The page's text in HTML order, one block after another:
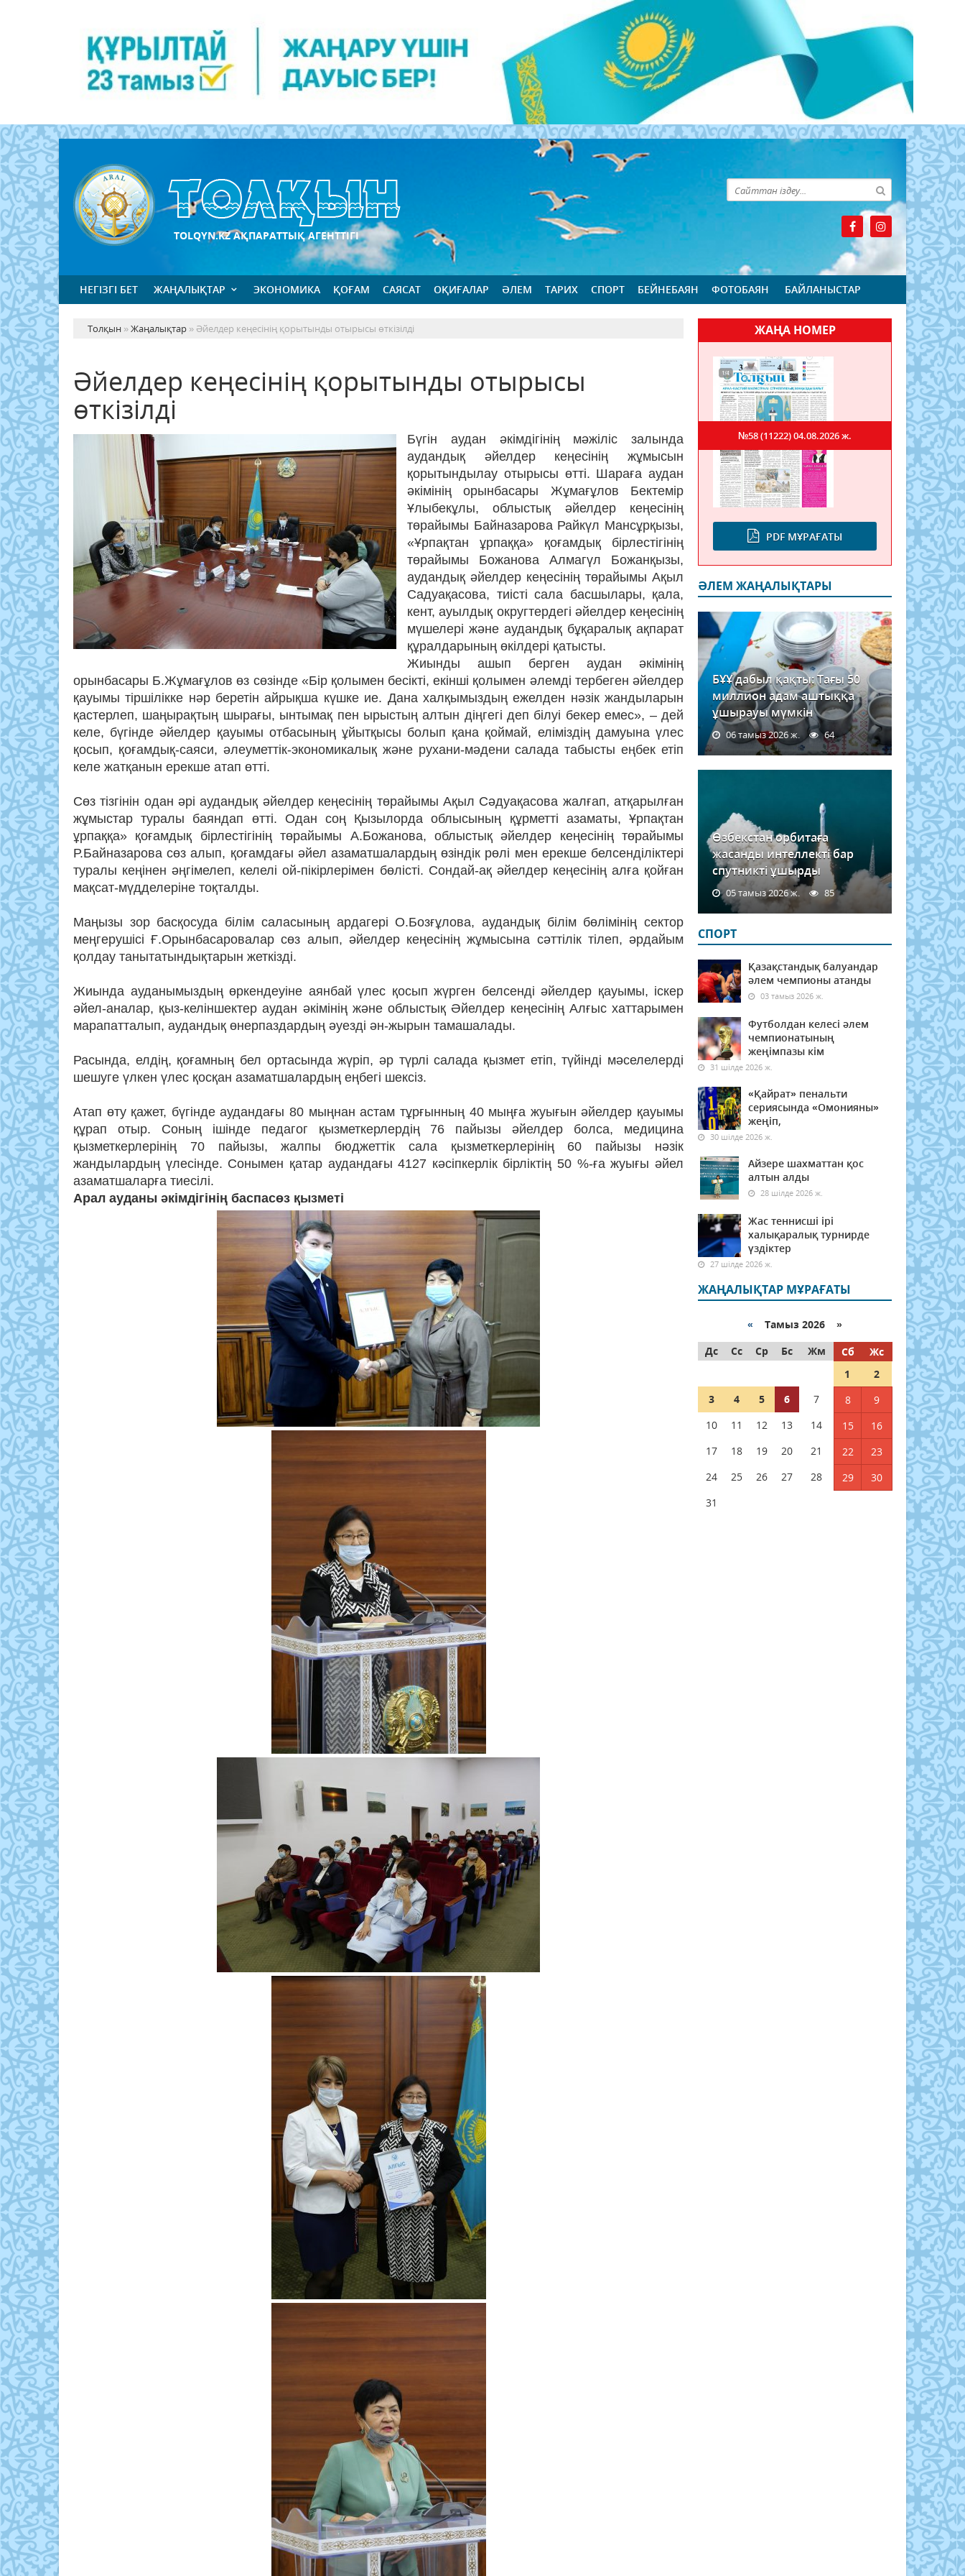
TOLQYN.KZ АҚПАРАТТЫҚ АГЕНТТІГІ
НЕГІЗГІ БЕТ ЖАҢАЛЫҚТАР ЭКОНОМИКА ҚОҒАМ САЯСАТ ОҚИҒАЛАР ӘЛЕМ ТАРИХ СПОРТ БЕЙНЕБАЯН ФОТОБАЯН БАЙЛАНЫСТАР
Толқын »Жаңалықтар » Әйелдер кеңесінің қорытынды отырысы өткізілді
Әйелдер кеңесінің қорытынды отырысы
өткізілді
Бүгін аудан әкімдігінің мәжіліс залында
аудандық әйелдер кеңесінің жұмысын
қорытындылау отырысы өтті. Шараға аудан
әкімінің орынбасары Жұмағұлов Бектемір
Ұлыбекұлы, облыстық әйелдер кеңесінің
төрайымы Байназарова Райкүл Мансұрқызы,
«Ұрпақтан ұрпаққа» қоғамдық бірлестігінің
төрайымы Божанова Алмагүл Божанқызы,
аудандық әйелдер кеңесінің төрайымы Ақыл
Садуақасова, тиісті сала басшылары, қала,
кент, ауылдық округтердегі әйелдер кеңесінің
мүшелері және аудандық бұқаралық ақпарат
құралдарының өкілдері қатысты.
Жиынды ашып берген аудан әкімінің
орынбасары Б.Жұмағұлов өз сөзінде «Бір қолымен бесікті, екінші қолымен әлемді тербеген әйелдер
қауымы тіршілікке нәр беретін айрықша күшке ие. Дана халқымыздың ежелден нәзік жандыларын
қастерлеп, шаңырақтың шырағы, ынтымақ пен ырыстың алтын діңгегі деп білуі бекер емес», – дей
келе, бүгінде әйелдер қауымы отбасының ұйытқысы болып қана қоймай, еліміздің дамуына үлес
қосып, қоғамдық-саяси, әлеуметтік-экономикалық және рухани-мәдени салада табысты еңбек етіп
келе жатқанын ерекше атап өтті.
Сөз тізгінін одан әрі аудандық әйелдер кеңесінің төрайымы Ақыл Сәдуақасова жалғап, атқарылған
жұмыстар туралы баяндап өтті. Одан соң Қызылорда облысының құрметті азаматы, Ұрпақтан
ұрпаққа» қоғамдық бірлестігінің төрайымы А.Божанова, облыстық әйелдер кеңесінің төрайымы
Р.Байназарова сөз алып, қоғамдағы әйел азаматшалардың өзіндік рөлі мен ерекше белсенділіктері
туралы кеңінен әңгімелеп, келелі ой-пікірлерімен бөлісті. Сондай-ақ әйелдер кеңесінің алға қойған
мақсат-мүдделеріне тоқталды.
Маңызы зор басқосуда білім саласының ардагері О.Бозғұлова, аудандық білім бөлімінің сектор
меңгерушісі Ғ.Орынбасаровалар сөз алып, әйелдер кеңесінің жұмысына сәттілік тілеп, әрдайым
қолдау танытатындықтарын жеткізді.
Жиында ауданымыздың өркендеуіне аянбай үлес қосып жүрген белсенді әйелдер қауымы, іскер
әйел-аналар, қыз-келіншектер аудан әкімінің және облыстық Әйелдер кеңесінің Алғыс хаттарымен
марапатталып, аудандық өнерпаздардың әуезді ән-жырын тамашалады.
Расында, елдің, қоғамның бел ортасында жүріп, әр түрлі салада қызмет етіп, түйінді мәселелерді
шешуге үлкен үлес қосқан азаматшалардың еңбегі шексіз.
Атап өту қажет, бүгінде аудандағы 80 мыңнан астам тұрғынның 40 мыңға жуығын әйелдер қауымы
құрап отыр. Соның ішінде педагог қызметкерлердің 76 пайызы әйелдер болса, медицина
қызметкерлерінің 70 пайызы, жалпы бюджеттік сала қызметкерлерінің 60 пайызы нәзік
жандылардың үлесінде. Сонымен қатар аудандағы 4127 кәсіпкерлік бірліктің 50 %-ға жуығы әйел
азаматшаларға тиесілі.
Арал ауданы әкімдігінің баспасөз қызметі
ЖАҢА НОМЕР
PDF МҰРАҒАТЫ
№58 (11222)04.08.2026 ж.
ӘЛЕМ ЖАҢАЛЫҚТАРЫ
БҰҰ дабыл қақты: Тағы 50
миллион адам аштыққа
ұшырауы мүмкін
06 тамыз 2026 ж. 64
Өзбекстан орбитаға
жасанды интеллекті бар
спутникті ұшырды
05 тамыз 2026 ж. 85
СПОРТ
Қазақстандық балуандар
әлем чемпионы атанды
03 тамыз 2026 ж.
Футболдан келесі әлем
чемпионатының
жеңімпазы кім
31 шілде 2026 ж.
«Қайрат» пенальти
сериясында «Омонияны»
жеңіп,
30 шілде 2026 ж.
Айзере шахматтан қос
алтын алды
28 шілде 2026 ж.
Жас теннисші ірі
халықаралық турнирде
үздіктер
27 шілде 2026 ж.
ЖАҢАЛЫҚТАР МҰРАҒАТЫ
« Тамыз 2026 »
Дс
Сс Ср Бс Жм Сб
Жс
1
2
3
4 5 6 7 8
9
10
11 12 13 14 15
16
17
18 19 20 21 22
23
24
25 26 27 28 29
30
31